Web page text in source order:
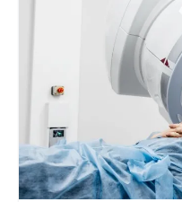
efekcie może zmniejszać
terapii, takich jak
kontekście onkologii w
możliwości podejścia do
i zindywidualizowane.
Warszawie staje się
obciążające dla
podejścia są kluczowe w
osiągać lepsze wyniki
skutkach ubocznych.